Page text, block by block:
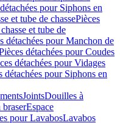
pour Siphons en
et tube de chassePièces
et tube de
détachées pour Manchon de
détachées pour Coudes
détachées pour Vidages
détachées pour Siphons en
JointsDouilles à
braserEspace
pour LavabosLavabos